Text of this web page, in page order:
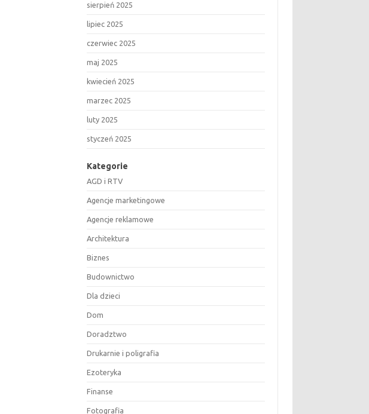
sierpień 2025
lipiec 2025
czerwiec 2025
maj 2025
kwiecień 2025
marzec 2025
luty 2025
styczeń 2025
Kategorie
AGD i RTV
Agencje marketingowe
Agencje reklamowe
Architektura
Biznes
Budownictwo
Dla dzieci
Dom
Doradztwo
Drukarnie i poligrafia
Ezoteryka
Finanse
Fotografia